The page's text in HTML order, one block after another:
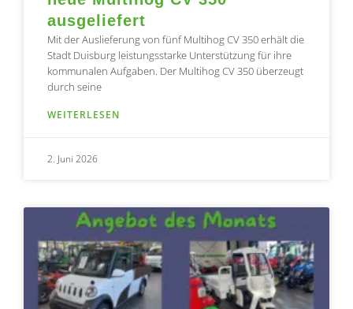
ausgeliefert
Mit der Auslieferung von fünf Multihog CV 350 erhält die
Stadt Duisburg leistungsstarke Unterstützung für ihre
kommunalen Aufgaben. Der Multihog CV 350 überzeugt
durch seine
WEITERLESEN
2. Juni 2026